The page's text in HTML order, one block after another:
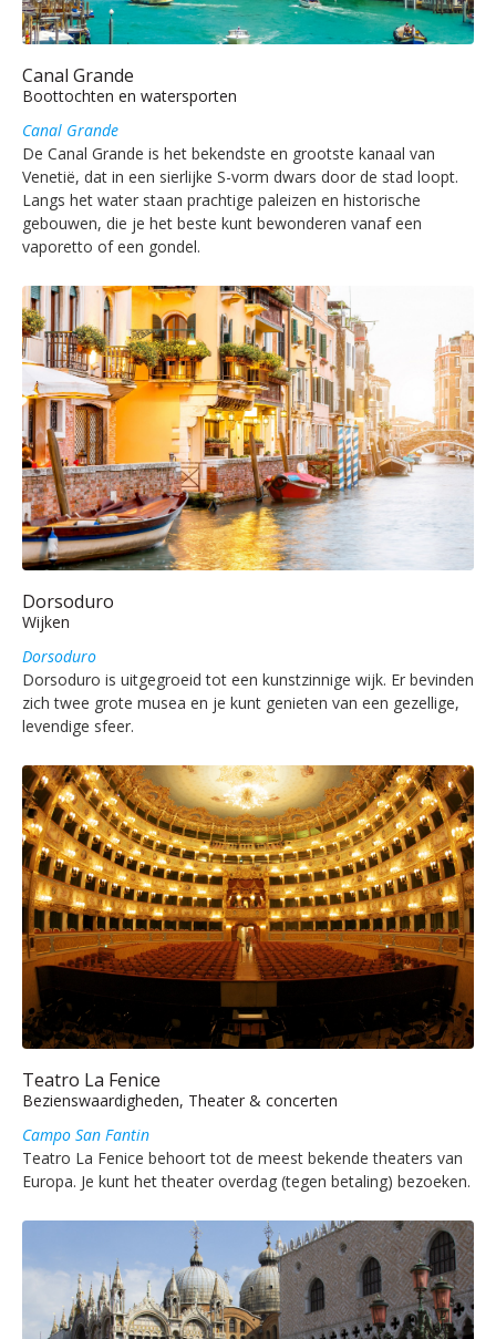
Canal Grande
Boottochten en watersporten
Canal Grande
De Canal Grande is het bekendste en grootste kanaal van
Venetië, dat in een sierlijke S-vorm dwars door de stad loopt.
Langs het water staan prachtige paleizen en historische
gebouwen, die je het beste kunt bewonderen vanaf een
vaporetto of een gondel.
Dorsoduro
Wijken
Dorsoduro
Dorsoduro is uitgegroeid tot een kunstzinnige wijk. Er bevinden
zich twee grote musea en je kunt genieten van een gezellige,
levendige sfeer.
Teatro La Fenice
Bezienswaardigheden, Theater & concerten
Campo San Fantin
Teatro La Fenice behoort tot de meest bekende theaters van
Europa. Je kunt het theater overdag (tegen betaling) bezoeken.